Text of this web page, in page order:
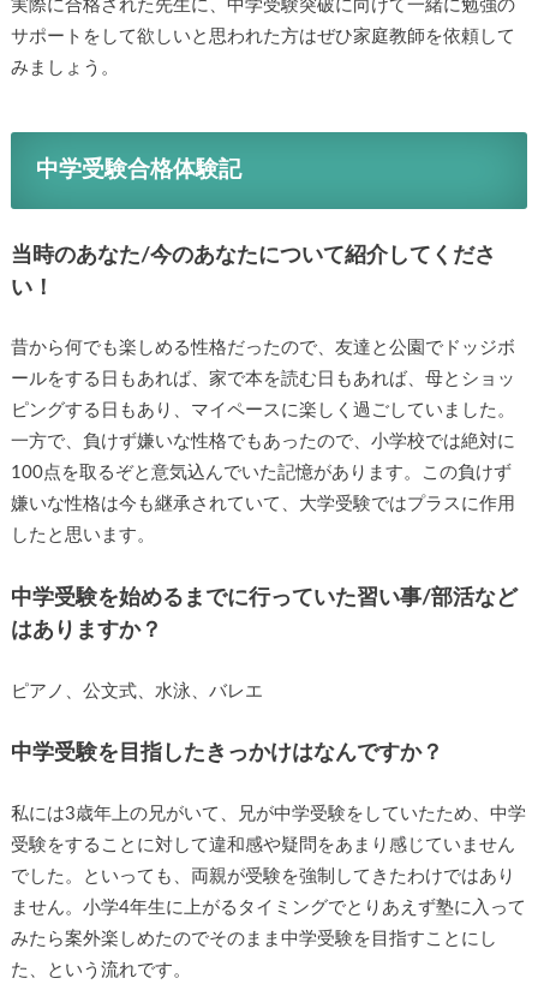
実際に合格された先生に、中学受験突破に向けて一緒に勉強の
サポートをして欲しいと思われた方はぜひ家庭教師を依頼して
みましょう。
中学受験合格体験記
当時のあなた/今のあなたについて紹介してくださ
い！
昔から何でも楽しめる性格だったので、友達と公園でドッジボ
ールをする日もあれば、家で本を読む日もあれば、母とショッ
ピングする日もあり、マイペースに楽しく過ごしていました。
一方で、負けず嫌いな性格でもあったので、小学校では絶対に
100点を取るぞと意気込んでいた記憶があります。この負けず
嫌いな性格は今も継承されていて、大学受験ではプラスに作用
したと思います。
中学受験を始めるまでに行っていた習い事/部活など
はありますか？
ピアノ、公文式、水泳、バレエ
中学受験を目指したきっかけはなんですか？
私には3歳年上の兄がいて、兄が中学受験をしていたため、中学
受験をすることに対して違和感や疑問をあまり感じていません
でした。といっても、両親が受験を強制してきたわけではあり
ません。小学4年生に上がるタイミングでとりあえず塾に入って
みたら案外楽しめたのでそのまま中学受験を目指すことにし
た、という流れです。